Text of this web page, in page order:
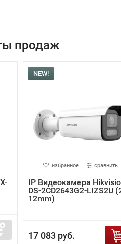
продаж
NEW!
избранное сравнить
IP Видеокамера
DS-2CD2643G2-LIZS2U
12mm)
17 083 руб.